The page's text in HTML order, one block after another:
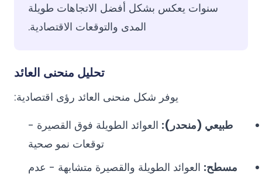
سنوات يعكس بشكل أفضل الاتجاهات طويلة
المدى والتوقعات الاقتصادية.
تحليل منحنى العائد
يوفر شكل منحنى العائد رؤى اقتصادية:
طبيعي (منحدر): العوائد الطويلة فوق القصيرة -
توقعات نمو صحية
مسطح: العوائد الطويلة والقصيرة متشابهة - عدم